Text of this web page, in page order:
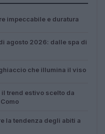
impeccabile e duratura
agosto 2026: dalle spa di
che illumina il viso
trend estivo scelto da
la tendenza degli abiti a